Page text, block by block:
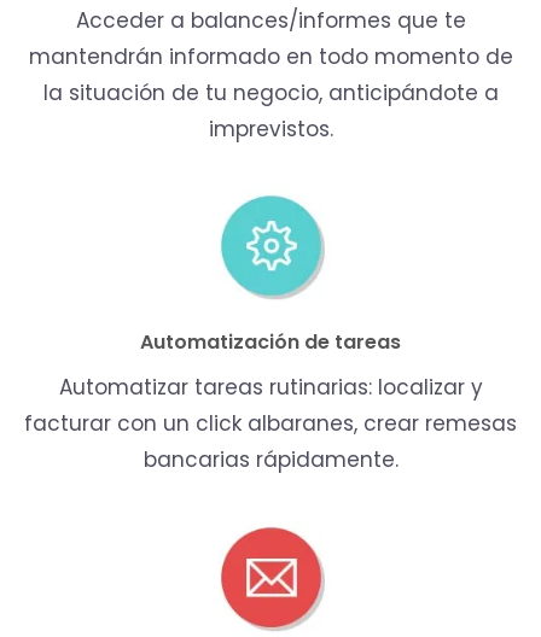
Acceder a balances/informes que te
mantendrán informado en todo momento de
la situación de tu negocio, anticipándote a
imprevistos.
Automatización de tareas
Automatizar tareas rutinarias: localizar y
facturar con un click albaranes, crear remesas
bancarias rápidamente.